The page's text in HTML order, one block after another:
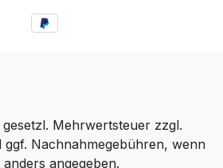
Mehrwertsteuer zzgl.
ggf. Nachnahmegebühren, wenn
anders angegeben.